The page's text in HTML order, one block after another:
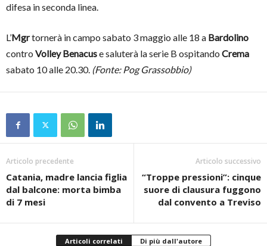
difesa in seconda linea.
L’Mgrtornerà in campo sabato 3 maggio alle 18 a Bardolino
contro Volley Benacuse saluterà la serie B ospitando Crema
sabato 10 alle 20.30. (Fonte: Pog Grassobbio)
Articolo precedente
Catania, madre lancia figlia
dal balcone: morta bimba
di 7 mesi
Articolo successivo
“Troppe pressioni”: cinque
suore di clausura fuggono
dal convento a Treviso
Articoli correlati Di più dall'autore